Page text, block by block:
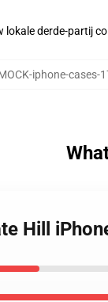
derde-partij
iphone-cases-
Hill